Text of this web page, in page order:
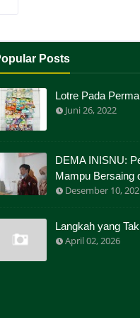
Posts
Lotre Pada
Juni 26, 2022
DEMA INISNU:
Mampu Bersaing
Desember 10,
Langkah yang
April 02, 2026